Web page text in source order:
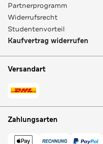
Partnerprogramm
Widerrufsrecht
Studentenvorteil
Kaufvertrag widerrufen
Versandart
Zahlungsarten